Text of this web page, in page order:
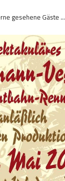
gesehene Gäste …